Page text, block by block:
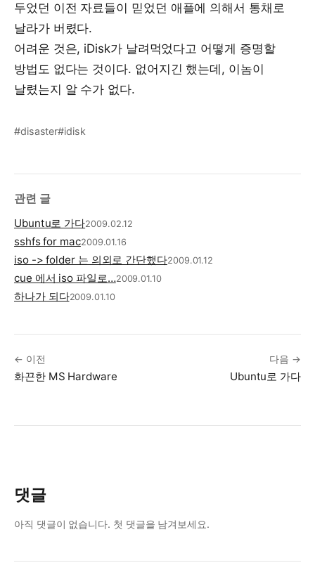
두었던 이전 자료들이 믿었던 애플에 의해서 통채로
날라가 버렸다.
어려운 것은, iDisk가 날려먹었다고 어떻게 증명할
방법도 없다는 것이다. 없어지긴 했는데, 이놈이
날렸는지 알 수가 없다.
#disaster#idisk
관련 글
Ubuntu로 가다2009.02.12
sshfs for mac2009.01.16
iso -> folder 는 의외로 간단했다2009.01.12
cue 에서 iso 파일로…2009.01.10
하나가 되다2009.01.10
← 이전
화끈한 MS Hardware
다음 →
Ubuntu로 가다
댓글
아직 댓글이 없습니다. 첫 댓글을 남겨보세요.